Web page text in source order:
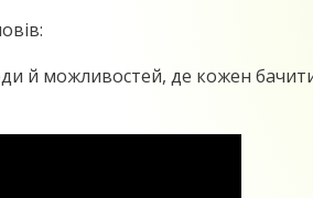
й можливостей, де кожен